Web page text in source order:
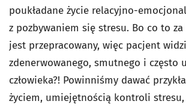
poukładane życie relacyjno-
z pozbywaniem się stresu. Bo co to
jest przepracowany, więc pacjent
zdenerwowanego, smutnego i często
człowieka?! Powinniśmy dawać
życiem, umiejętnością kontroli